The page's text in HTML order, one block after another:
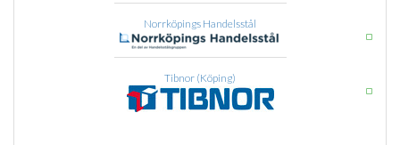
Norrköpings Handelsstål
Tibnor (Köping)